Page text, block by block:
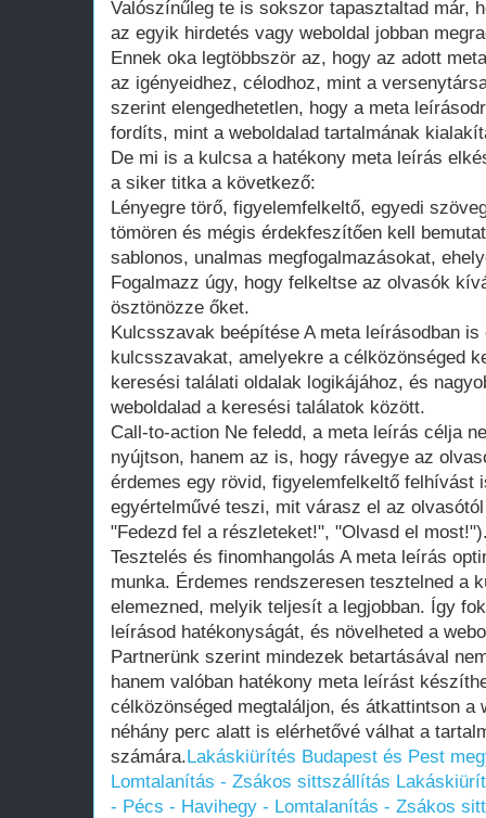
Valószínűleg te is sokszor tapasztaltad már,
az egyik hirdetés vagy weboldal jobban
Ennek oka legtöbbször az, hogy az adott
az igényeidhez, célodhoz, mint a
szerint elengedhetetlen, hogy a meta
fordíts, mint a weboldalad tartalmának
De mi is a kulcsa a hatékony meta leírás
a siker titka a következő:
Lényegre törő, figyelemfelkeltő, egyedi
tömören és mégis érdekfeszítően kell
sablonos, unalmas megfogalmazásokat,
Fogalmazz úgy, hogy felkeltse az olvasók
ösztönözze őket.
Kulcsszavak beépítése A meta leírásodban
kulcsszavakat, amelyekre a célközönséged
keresési találati oldalak logikájához, és
weboldalad a keresési találatok között.
Call-to-action Ne feledd, a meta leírás célja
nyújtson, hanem az is, hogy rávegye az
érdemes egy rövid, figyelemfelkeltő felhívást
egyértelművé teszi, mit várasz el az
"Fedezd fel a részleteket!", "Olvasd el
Tesztelés és finomhangolás A meta leírás
munka. Érdemes rendszeresen tesztelned a
elemezned, melyik teljesít a legjobban. Így
leírásod hatékonyságát, és növelheted a
Partnerünk szerint mindezek betartásával
hanem valóban hatékony meta leírást
célközönséged megtaláljon, és átkattintson a
néhány perc alatt is elérhetővé válhat a
számára.Lakáskiürítés Budapest és Pest
Lomtalanítás - Zsákos sittszállítás
- Pécs - Havihegy - Lomtalanítás - Zsákos